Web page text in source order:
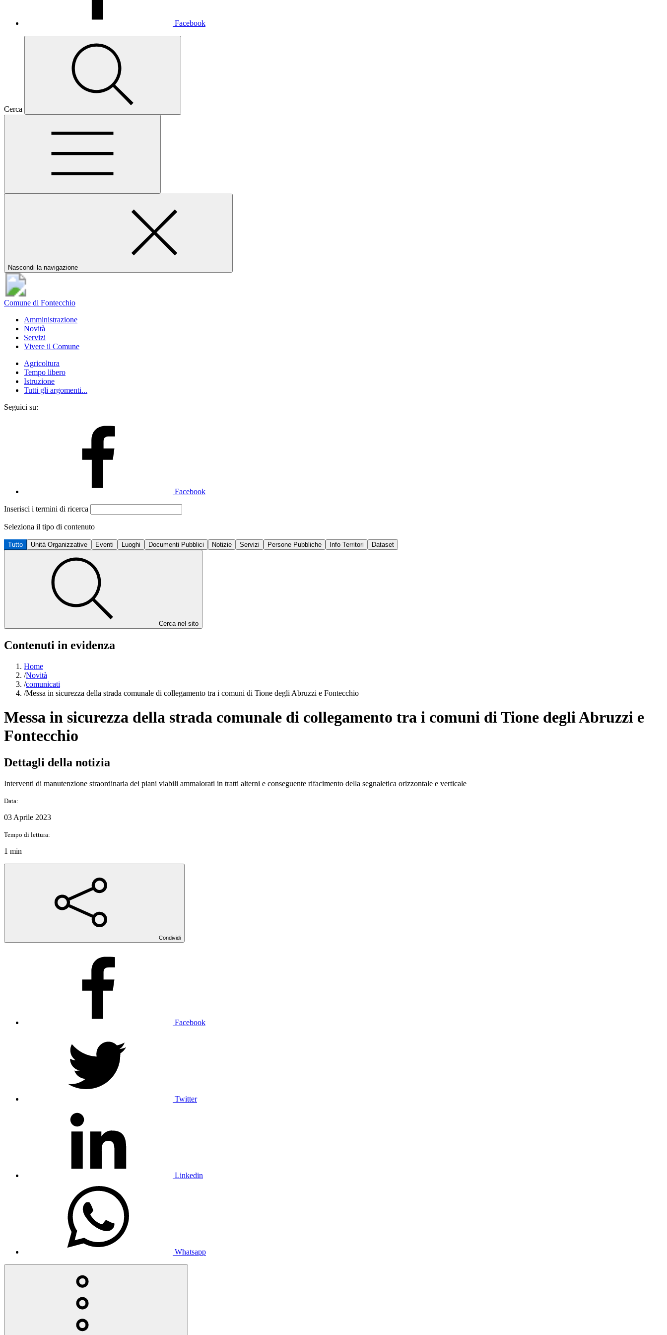
Facebook
Cerca
Nascondi la navigazione
Comune di Fontecchio
Amministrazione
Novità
Servizi
Vivere il Comune
Agricoltura
Tempo libero
Istruzione
Tutti gli argomenti...
Seguici su:
Facebook
Inserisci i termini di ricerca
Seleziona il tipo di contenuto
Tutto Unità Organizzative Eventi Luoghi Documenti Pubblici Notizie Servizi Persone Pubbliche Info Territori Dataset
Cerca nel sito
Contenuti in evidenza
Home
/Novità
/comunicati
/Messa in sicurezza della strada comunale di collegamento tra i comuni di Tione degli Abruzzi e Fontecchio
Messa in sicurezza della strada comunale di collegamento tra i comuni di Tione degli Abruzzi e
Fontecchio
Dettagli della notizia
Interventi di manutenzione straordinaria dei piani viabili ammalorati in tratti alterni e conseguente rifacimento della segnaletica orizzontale e verticale
Data:
03 Aprile 2023
Tempo di lettura:
1 min
Condividi
Facebook
Twitter
Linkedin
Whatsapp